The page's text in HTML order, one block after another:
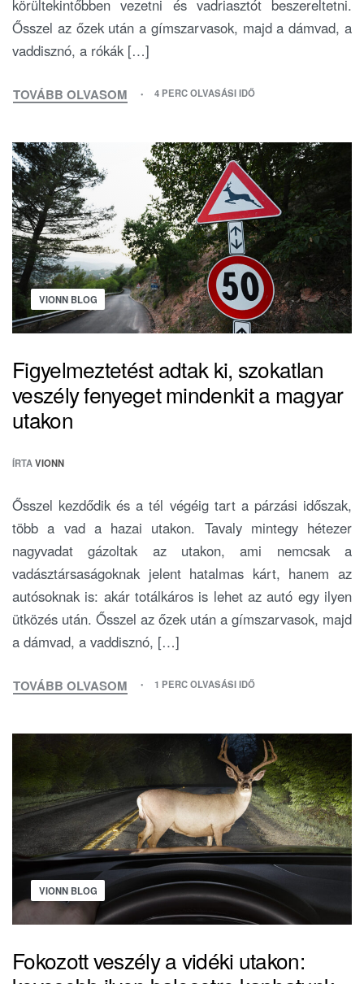
körültekintőbben vezetni és vadriasztót beszereltetni.
Ősszel az őzek után a gímszarvasok, majd a dámvad, a
vaddisznó, a rókák […]
TOVÁBB OLVASOM 4 PERC OLVASÁSI IDŐ
VIONN BLOG
Figyelmeztetést adtak ki, szokatlan
veszély fenyeget mindenkit a magyar
utakon
ÍRTAVIONN
Ősszel kezdődik és a tél végéig tart a párzási időszak,
több a vad a hazai utakon. Tavaly mintegy hétezer
nagyvadat gázoltak az utakon, ami nemcsak a
vadásztársaságoknak jelent hatalmas kárt, hanem az
autósoknak is: akár totálkáros is lehet az autó egy ilyen
ütközés után. Ősszel az őzek után a gímszarvasok, majd
a dámvad, a vaddisznó, […]
TOVÁBB OLVASOM 1 PERC OLVASÁSI IDŐ
VIONN BLOG
Fokozott veszély a vidéki utakon: